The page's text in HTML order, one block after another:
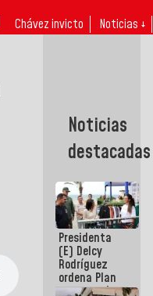
Chávez invicto Noticias ↓
Noticias
destacadas
Presidenta
(E) Delcy
Rodríguez
ordena Plan
maestro de